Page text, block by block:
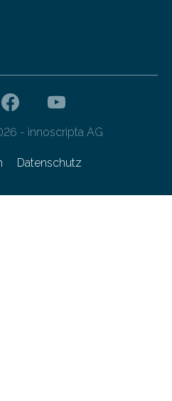
- innoscripta AG
Datenschutz